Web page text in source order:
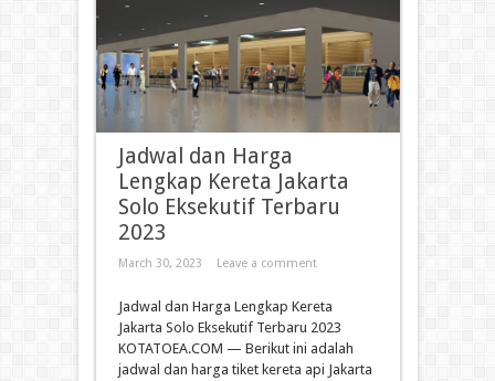
Jadwal dan Harga
Lengkap Kereta Jakarta
Solo Eksekutif Terbaru
2023
March 30, 2023 Leave a comment
Jadwal dan Harga Lengkap Kereta
Jakarta Solo Eksekutif Terbaru 2023
KOTATOEA.COM — Berikut ini adalah
jadwal dan harga tiket kereta api Jakarta